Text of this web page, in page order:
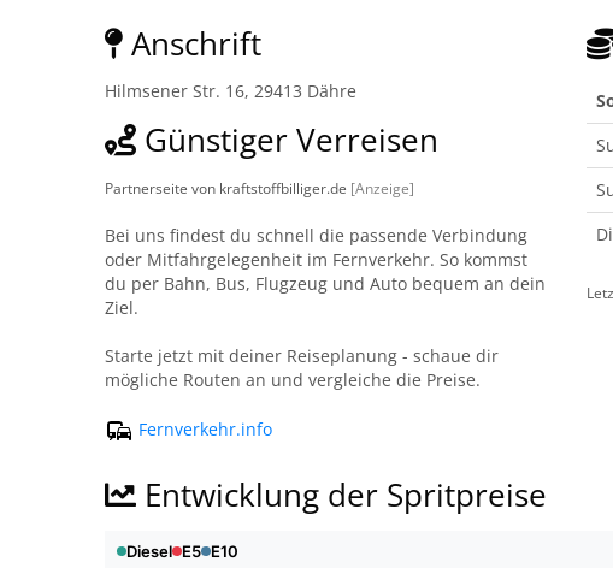
Anschrift
Hilmsener Str. 16, 29413 Dähre
Günstiger Verreisen
Partnerseite von kraftstoffbilliger.de [Anzeige]
Bei uns findest du schnell die passende Verbindung
oder Mitfahrgelegenheit im Fernverkehr. So kommst
du per Bahn, Bus, Flugzeug und Auto bequem an dein
Ziel.
Starte jetzt mit deiner Reiseplanung - schaue dir
mögliche Routen an und vergleiche die Preise.
Fernverkehr.info
Entwicklung der Spritpreise